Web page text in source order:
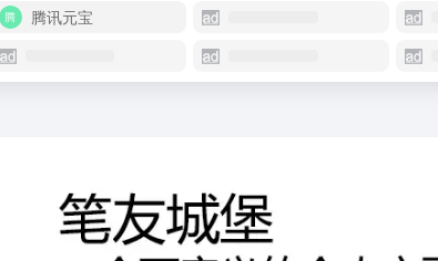
腾讯元宝